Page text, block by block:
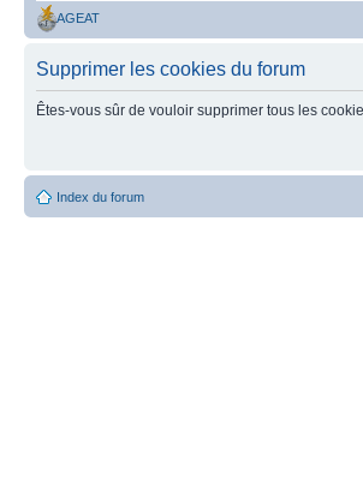
AGEAT
Supprimer les cookies du forum
Êtes-vous sûr de vouloir supprimer tous les
Index du forum